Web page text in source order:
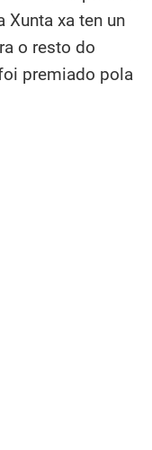
Xunta xa ten un
o resto do
premiado pola